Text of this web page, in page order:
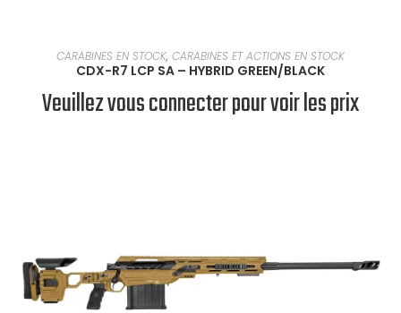
EN SAVOIR PLUS
CARABINES EN STOCK, CARABINES ET ACTIONS EN STOCK
CDX-R7 LCP SA – HYBRID GREEN/BLACK
Veuillez vous connecter pour voir les prix